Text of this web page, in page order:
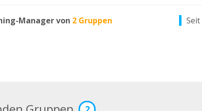
Manager von 2 Gruppen Seit